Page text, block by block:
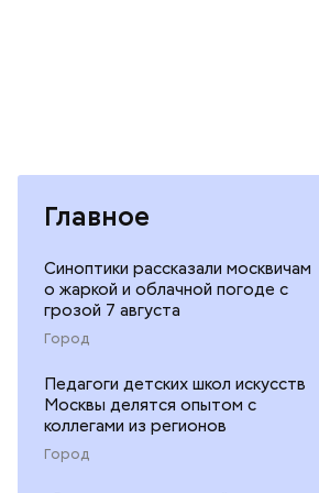
Главное
Синоптики рассказали москвичам
о жаркой и облачной погоде с
грозой 7 августа
Город
Педагоги детских школ искусств
Москвы делятся опытом с
коллегами из регионов
Город